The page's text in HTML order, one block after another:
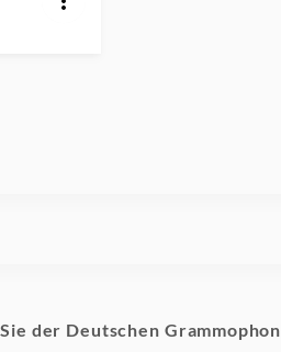
der Deutschen Grammophon